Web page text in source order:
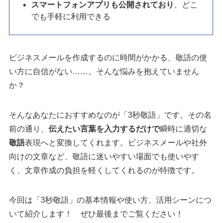
スマートフォンアプリも公開されており
、どこ
でも手軽に利用できる
ビジネスメールを作成するのに時間がかかる、敬語の使
い方に自信がない……。そんな悩みを抱えていません
か？
そんなあなたにおすすめなのが「3秒敬語」です。その名
前の通り、 伝えたい言葉を入力するだけで瞬時に適切な
敬語表現へと変換してくれます。ビジネスメールや社外
向けの文章など、敬語に迷いやすい場面でも使いやす
く、文章作成の負担を軽くしてくれるのが特徴です。
今回は「3秒敬語」の基本情報や使い方、活用シーンにつ
いて紹介します！ ぜひ最後までご覧ください！